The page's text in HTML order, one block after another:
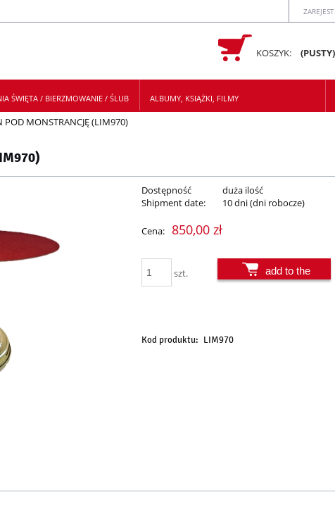
KOSZYK: (PUSTY)
ŚWIĘTA / BIERZMOWANIE / ŚLUB ALBUMY, KSIĄŻKI, FILMY
POD MONSTRANCJĘ (LIM970)
Dostępność
duża ilość
Shipment date:
10 dni (dni robocze)
Cena: 850,00 zł
szt.
add to the
Kod produktu: LIM970